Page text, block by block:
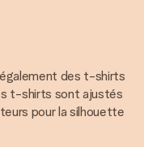
des t-shirts
t-shirts sont ajustés
pour la silhouette